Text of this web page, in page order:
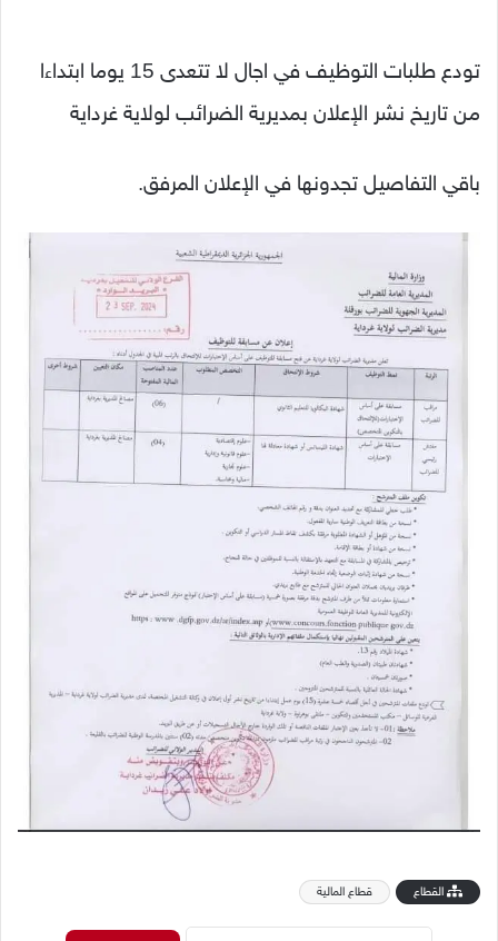
تودع طلبات التوظيف في اجال لا تتعدى 15 يوما ابتداءا
من تاريخ نشر الإعلان بمديرية الضرائب لولاية غرداية
باقي التفاصيل تجدونها في الإعلان المرفق.
القطاع قطاع المالية